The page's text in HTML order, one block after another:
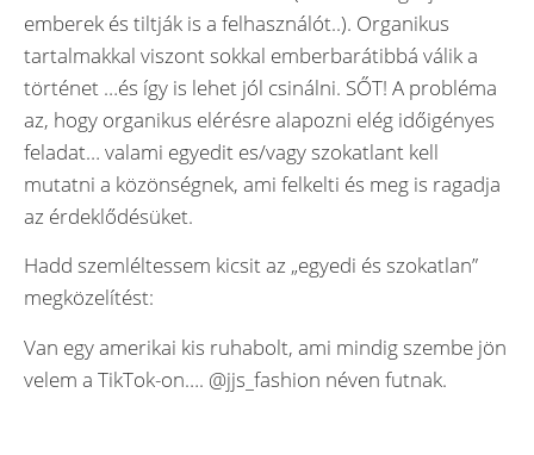
emberek és tiltják is a felhasználót..). Organikus
tartalmakkal viszont sokkal emberbarátibbá válik a
történet …és így is lehet jól csinálni. SŐT! A probléma
az, hogy organikus elérésre alapozni elég időigényes
feladat… valami egyedit es/vagy szokatlant kell
mutatni a közönségnek, ami felkelti és meg is ragadja
az érdeklődésüket.
Hadd szemléltessem kicsit az „egyedi és szokatlan”
megközelítést:
Van egy amerikai kis ruhabolt, ami mindig szembe jön
velem a TikTok-on…. @jjs_fashion néven futnak.